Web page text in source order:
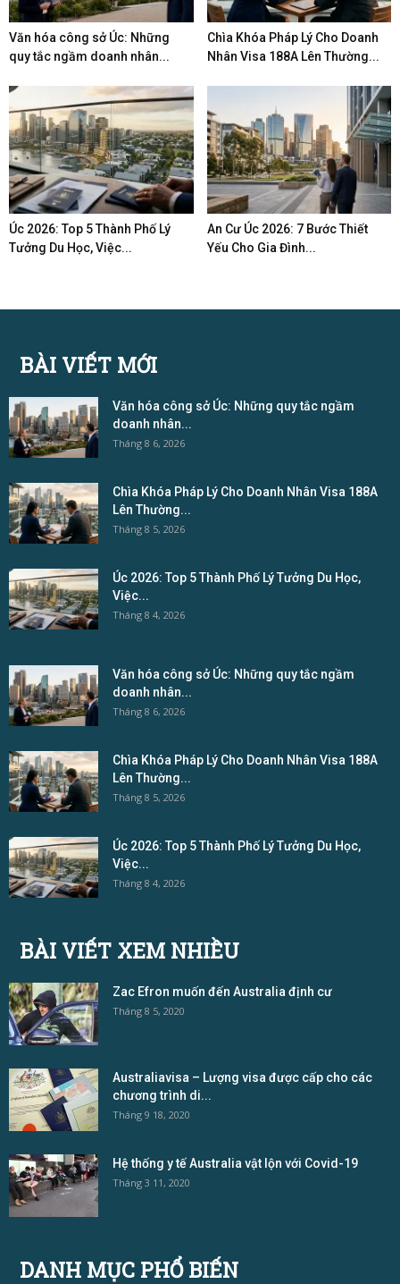
Văn hóa công sở Úc: Những
quy tắc ngầm doanh nhân...
Chìa Khóa Pháp Lý Cho Doanh
Nhân Visa 188A Lên Thường...
Úc 2026: Top 5 Thành Phố Lý
Tưởng Du Học, Việc...
An Cư Úc 2026: 7 Bước Thiết
Yếu Cho Gia Đình...
BÀI VIẾT MỚI
Văn hóa công sở Úc: Những quy tắc ngầm
doanh nhân...
Tháng 8 6, 2026
Chìa Khóa Pháp Lý Cho Doanh Nhân Visa 188A
Lên Thường...
Tháng 8 5, 2026
Úc 2026: Top 5 Thành Phố Lý Tưởng Du Học,
Việc...
Tháng 8 4, 2026
Văn hóa công sở Úc: Những quy tắc ngầm
doanh nhân...
Tháng 8 6, 2026
Chìa Khóa Pháp Lý Cho Doanh Nhân Visa 188A
Lên Thường...
Tháng 8 5, 2026
Úc 2026: Top 5 Thành Phố Lý Tưởng Du Học,
Việc...
Tháng 8 4, 2026
BÀI VIẾT XEM NHIỀU
Zac Efron muốn đến Australia định cư
Tháng 8 5, 2020
Australiavisa – Lượng visa được cấp cho các
chương trình di...
Tháng 9 18, 2020
Hệ thống y tế Australia vật lộn với Covid-19
Tháng 3 11, 2020
DANH MỤC PHỔ BIẾN